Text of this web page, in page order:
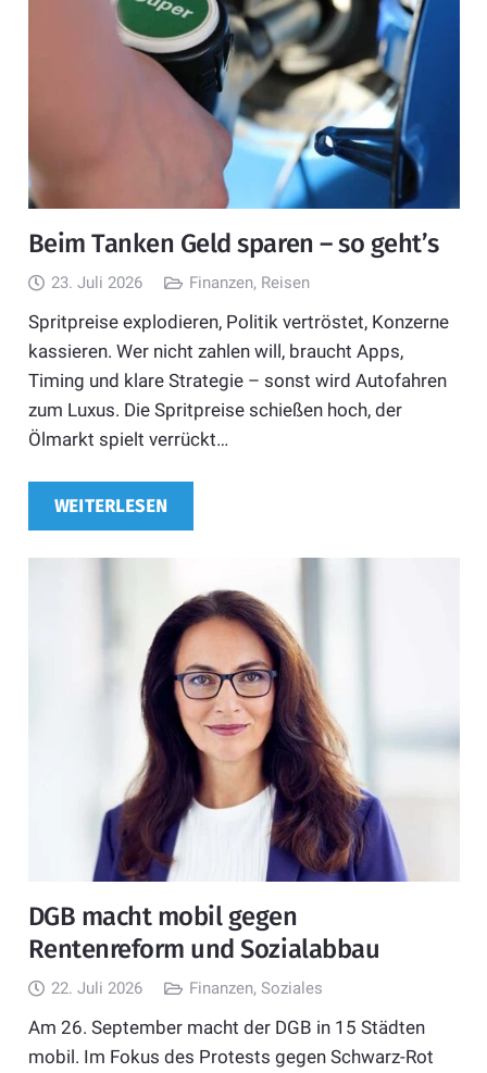
Beim Tanken Geld sparen – so geht’s
23. Juli 2026 Finanzen, Reisen
Spritpreise explodieren, Politik vertröstet, Konzerne
kassieren. Wer nicht zahlen will, braucht Apps,
Timing und klare Strategie – sonst wird Autofahren
zum Luxus. Die Spritpreise schießen hoch, der
Ölmarkt spielt verrückt…
WEITERLESEN
DGB macht mobil gegen
Rentenreform und Sozialabbau
22. Juli 2026 Finanzen,Soziales
Am 26. September macht der DGB in 15 Städten
mobil. Im Fokus des Protests gegen Schwarz-Rot